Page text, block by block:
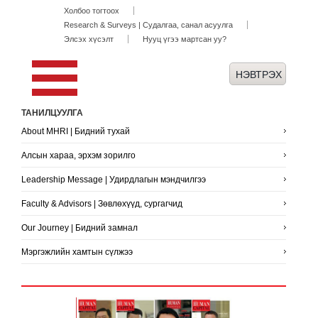
Холбоо тогтоох
Research & Surveys | Судалгаа, санал асуулга
Элсэх хүсэлт
Нууц үгээ мартсан уу?
ТАНИЛЦУУЛГА
About MHRI | Бидний тухай
Алсын хараа, эрхэм зорилго
Leadership Message | Удирдлагын мэндчилгээ
Faculty & Advisors | Зөвлөхүүд, сургагчид
Our Journey | Бидний замнал
Мэргэжлийн хамтын сүлжээ